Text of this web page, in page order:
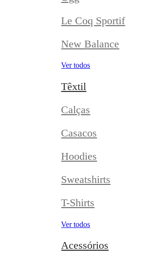
Le Coq Sportif
New Balance
Ver todos
Têxtil
Calças
Casacos
Hoodies
Sweatshirts
T-Shirts
Ver todos
Acessórios